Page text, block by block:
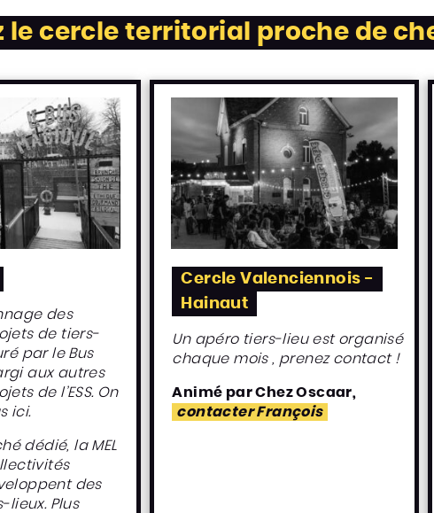
le cercle territorial proche de
des
de tiers-
par le Bus
aux autres
de l’ESS. On
ici.
dédié, la MEL
des
lieux. Plus
Cercle Valenciennois -
Hainaut
Un apéro tiers-lieu est organisé
chaque mois , prenez contact !
Animé par Chez Oscaar,
contacter François